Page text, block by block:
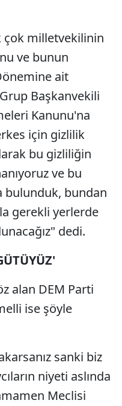
çok milletvekilinin
ve bunun
ait
Başkanvekili
Kanunu'na
için gizlilik
bu gizliliğin
ve bu
bulunduk, bundan
gerekli yerlerde
dedi.
alan DEM Parti
ise şöyle
sanki biz
niyeti aslında
Meclisi